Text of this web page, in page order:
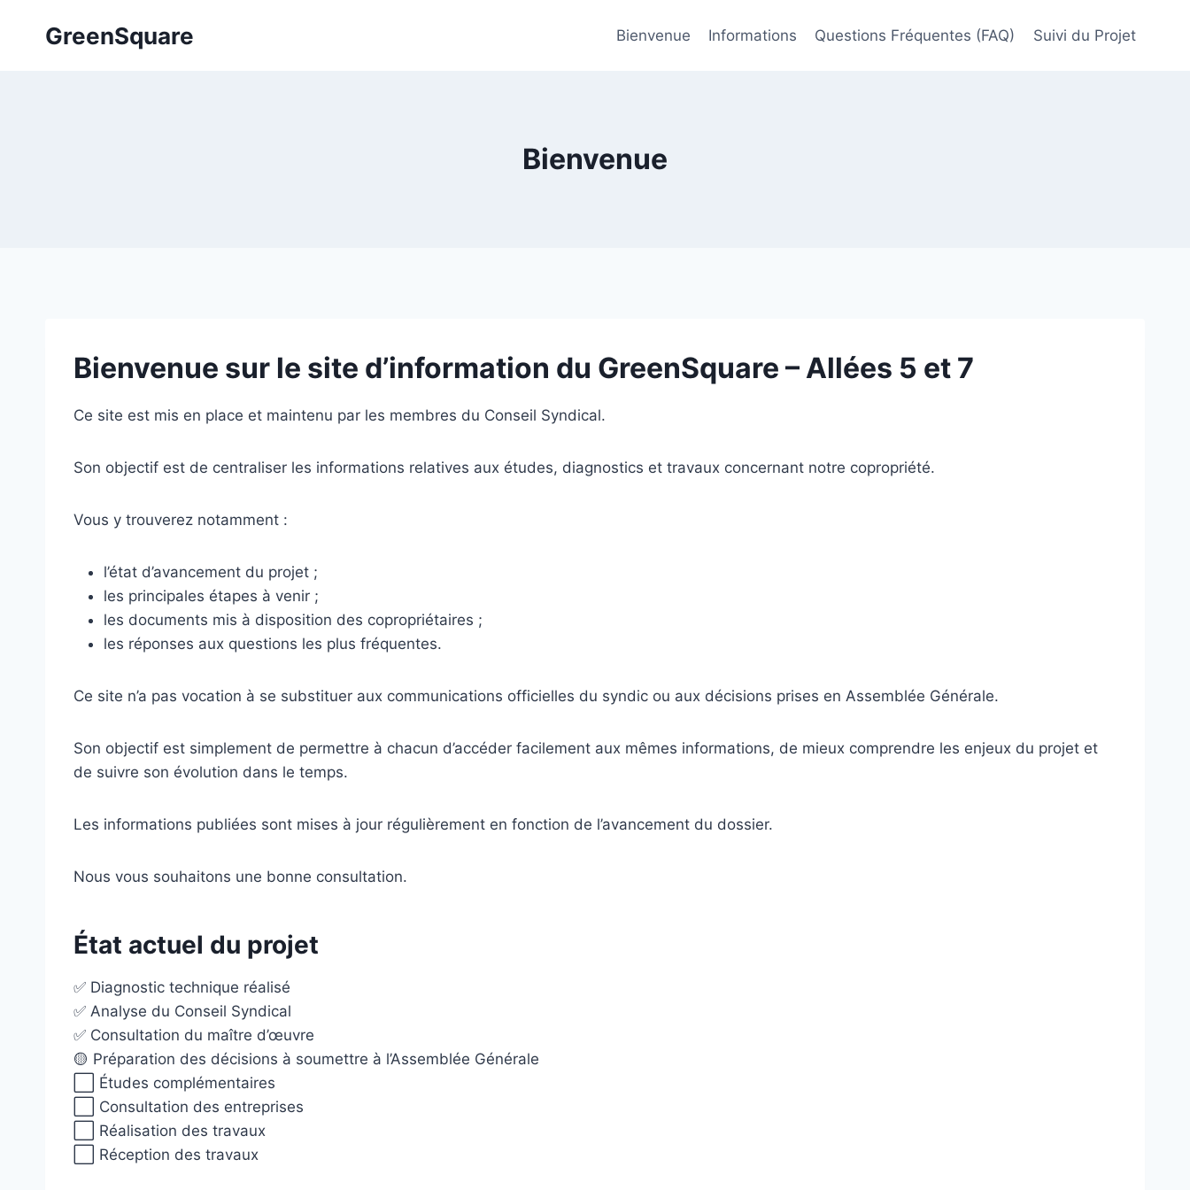
GreenSquare Bienvenue Informations Questions Fréquentes (FAQ) Suivi du Projet
Bienvenue
Bienvenue sur le site d’information du GreenSquare – Allées 5 et 7
Ce site est mis en place et maintenu par les membres du Conseil Syndical.
Son objectif est de centraliser les informations relatives aux études, diagnostics et travaux concernant notre copropriété.
Vous y trouverez notamment :
l’état d’avancement du projet ;
les principales étapes à venir ;
les documents mis à disposition des copropriétaires ;
les réponses aux questions les plus fréquentes.
Ce site n’a pas vocation à se substituer aux communications officielles du syndic ou aux décisions prises en Assemblée Générale.
Son objectif est simplement de permettre à chacun d’accéder facilement aux mêmes informations, de mieux comprendre les enjeux du projet et
de suivre son évolution dans le temps.
Les informations publiées sont mises à jour régulièrement en fonction de l’avancement du dossier.
Nous vous souhaitons une bonne consultation.
État actuel du projet
✅ Diagnostic technique réalisé
✅ Analyse du Conseil Syndical
✅ Consultation du maître d’œuvre
🟡 Préparation des décisions à soumettre à l’Assemblée Générale
⬜ Études complémentaires
⬜ Consultation des entreprises
⬜ Réalisation des travaux
⬜ Réception des travaux